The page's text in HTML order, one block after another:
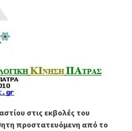
στις εκβολές του
προστατευόμενη από το